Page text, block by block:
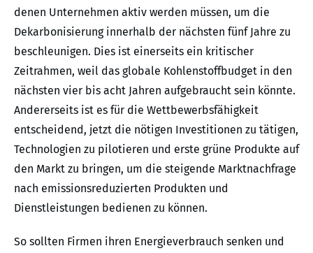
denen Unternehmen aktiv werden müssen, um die
Dekarbonisierung innerhalb der nächsten fünf Jahre zu
beschleunigen. Dies ist einerseits ein kritischer
Zeitrahmen, weil das globale Kohlenstoffbudget in den
nächsten vier bis acht Jahren aufgebraucht sein könnte.
Andererseits ist es für die Wettbewerbsfähigkeit
entscheidend, jetzt die nötigen Investitionen zu tätigen,
Technologien zu pilotieren und erste grüne Produkte auf
den Markt zu bringen, um die steigende Marktnachfrage
nach emissionsreduzierten Produkten und
Dienstleistungen bedienen zu können.
So sollten Firmen ihren Energieverbrauch senken und